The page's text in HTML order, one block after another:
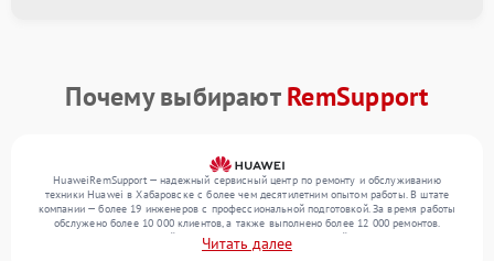
Почему выбираютRemSupport
HuaweiRemSupport — надежный сервисный центр по ремонту и обслуживанию
техники Huawei в Хабаровске с более чем десятилетним опытом работы. В штате
компании — более 19 инженеров с профессиональной подготовкой. За время работы
обслужено более 10 000 клиентов, а также выполнено более 12 000 ремонтов.
Ежемесячно в сервисный центр поступает более 300 устройств, включая , , . Мы
работаем с широким спектром неисправностей и гарантируем высокое качество
Читать далее